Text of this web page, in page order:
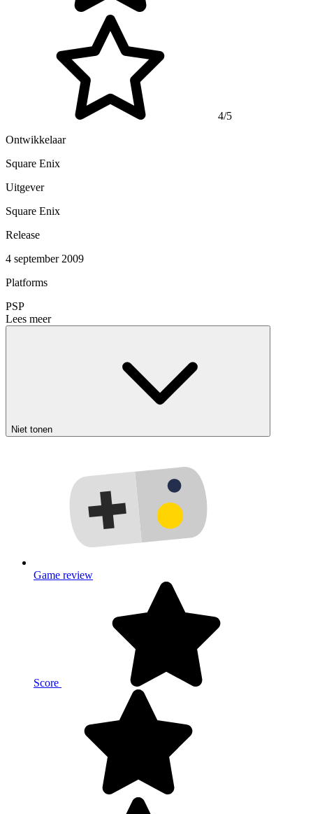
4/5
Ontwikkelaar
Square Enix
Uitgever
Square Enix
Release
4 september 2009
Platforms
PSP
Lees meer
Niet tonen
Game review
Score